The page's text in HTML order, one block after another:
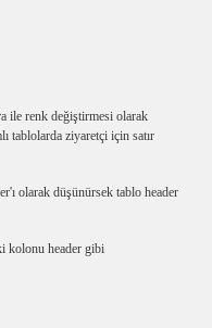
ile renk değiştirmesi olarak
tablolarda ziyaretçi için satır
olarak düşünürsek tablo header
kolonu header gibi